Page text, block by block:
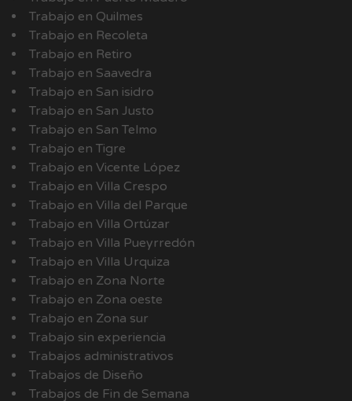
Trabajo en Quilmes
Trabajo en Recoleta
Trabajo en Retiro
Trabajo en Saavedra
Trabajo en San isidro
Trabajo en San Justo
Trabajo en San Telmo
Trabajo en Tigre
Trabajo en Vicente López
Trabajo en Villa Crespo
Trabajo en Villa del Parque
Trabajo en Villa Ortúzar
Trabajo en Villa Pueyrredón
Trabajo en Villa Urquiza
Trabajo en Zona Norte
Trabajo en Zona oeste
Trabajo en Zona sur
Trabajo sin experiencia
Trabajos administrativos
Trabajos de Diseño
Trabajos de Fin de Semana